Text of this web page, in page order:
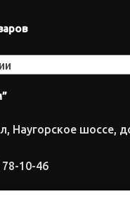
Наугорское шоссе,
78-10-46